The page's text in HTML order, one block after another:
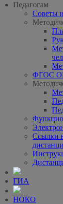
Педагогам
Советы
ФГОС
Ссылки
ГИА
НОКО